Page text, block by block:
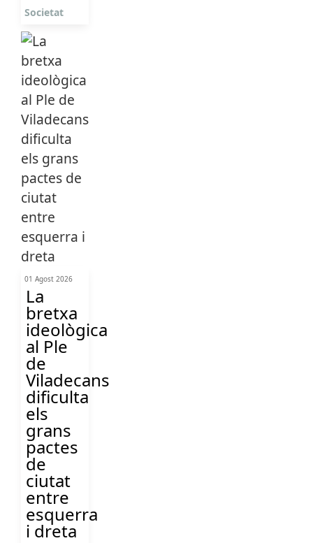
Societat
01 Agost 2026
La
bretxa
ideològica
al Ple
de
Viladecans
dificulta
els
grans
pactes
de
ciutat
entre
esquerra
i dreta